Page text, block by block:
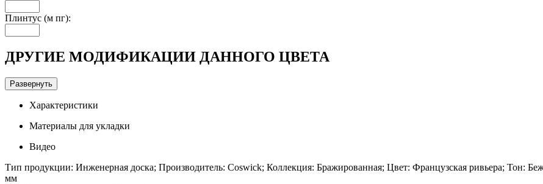
Плинтус (м пг):
ДРУГИЕ МОДИФИКАЦИИ ДАННОГО ЦВЕТА
Развернуть
Характеристики
Материалы для укладки
Видео
Тип продукции: Инженерная доска; Производитель: Coswick; Коллекция: Бражированная; Цвет: Французская ривьера; Тон:
мм